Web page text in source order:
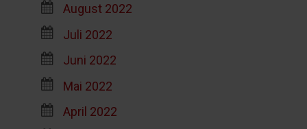
August 2022
Juli 2022
Juni 2022
Mai 2022
April 2022